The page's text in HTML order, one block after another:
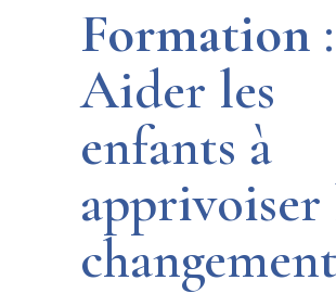
Formation :
Aider les
enfants à
apprivoiser
changement